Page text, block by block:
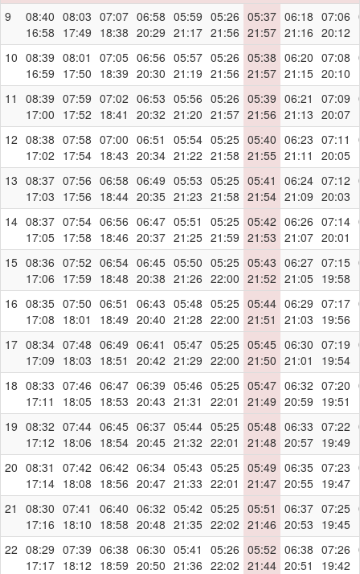
9
08:40
16:58
08:03
17:49
07:07
18:38
06:58
20:29
05:59
21:17
05:26
21:56
05:37
21:57
06:18
21:16
07:06
20:12
10 08:39
16:59
08:01
17:50
07:05
18:39
06:56
20:30
05:57
21:19
05:26
21:56
05:38
21:57
06:20
21:15
07:08
20:10
11
08:39
17:00
07:59
17:52
07:02
18:41
06:53
20:32
05:56
21:20
05:26
21:57
05:39
21:56
06:21
21:13
07:09
20:07
12 08:38
17:02
07:58
17:54
07:00
18:43
06:51
20:34
05:54
21:22
05:25
21:58
05:40
21:55
06:23
21:11
07:11
20:05
13 08:37
17:03
07:56
17:56
06:58
18:44
06:49
20:35
05:53
21:23
05:25
21:58
05:41
21:54
06:24
21:09
07:12
20:03
14 08:37
17:05
07:54
17:58
06:56
18:46
06:47
20:37
05:51
21:25
05:25
21:59
05:42
21:53
06:26
21:07
07:14
20:01
15 08:36
17:06
07:52
17:59
06:54
18:48
06:45
20:38
05:50
21:26
05:25
22:00
05:43
21:52
06:27
21:05
07:15
19:58
16 08:35
17:08
07:50
18:01
06:51
18:49
06:43
20:40
05:48
21:28
05:25
22:00
05:44
21:51
06:29
21:03
07:17
19:56
17 08:34
17:09
07:48
18:03
06:49
18:51
06:41
20:42
05:47
21:29
05:25
22:00
05:45
21:50
06:30
21:01
07:19
19:54
18 08:33
17:11
07:46
18:05
06:47
18:53
06:39
20:43
05:46
21:31
05:25
22:01
05:47
21:49
06:32
20:59
07:20
19:51
19 08:32
17:12
07:44
18:06
06:45
18:54
06:37
20:45
05:44
21:32
05:25
22:01
05:48
21:48
06:33
20:57
07:22
19:49
20 08:31
17:14
07:42
18:08
06:42
18:56
06:34
20:47
05:43
21:33
05:25
22:01
05:49
21:47
06:35
20:55
07:23
19:47
21
08:30
17:16
07:41
18:10
06:40
18:58
06:32
20:48
05:42
21:35
05:25
22:02
05:51
21:46
06:37
20:53
07:25
19:45
22 08:29
17:17
07:39
18:12
06:38
18:59
06:30
20:50
05:41
21:36
05:26
22:02
05:52
21:44
06:38
20:51
07:26
19:42